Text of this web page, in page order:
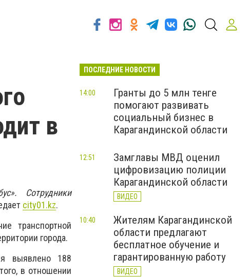
в
Сотрудники
city01.kz.
транспортной
города.
выявлено 188
в отношении
ПОСЛЕДНИЕ НОВОСТИ
Гранты до 5 млн тенге
помогают развивать
социальный бизнес в
Карагандинской области
14:00
Замглавы МВД оценил
цифровизацию полиции
Карагандинской области
ВИДЕО
12:51
Жителям Карагандинской
области предлагают
бесплатное обучение и
гарантированную работу
ВИДЕО
10:40